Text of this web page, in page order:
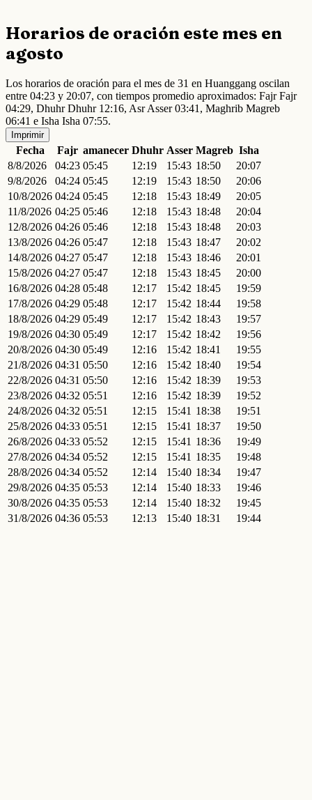
Horarios de oración este mes en
agosto
Los horarios de oración para el mes de 31 en Huanggang oscilan
entre 04:23 y 20:07, con tiempos promedio aproximados: Fajr Fajr
04:29, Dhuhr Dhuhr 12:16, Asr Asser 03:41, Maghrib Magreb
06:41 e Isha Isha 07:55.
Imprimir
Fecha Fajr amanecer Dhuhr Asser Magreb Isha
8/8/2026
04:23 05:45 12:19 15:43 18:50
20:07
9/8/2026
04:24 05:45 12:19 15:43 18:50
20:06
10/8/2026 04:24 05:45 12:18 15:43 18:49
20:05
11/8/2026 04:25 05:46 12:18 15:43 18:48
20:04
12/8/2026 04:26 05:46 12:18 15:43 18:48
20:03
13/8/2026 04:26 05:47 12:18 15:43 18:47
20:02
14/8/2026 04:27 05:47 12:18 15:43 18:46
20:01
15/8/2026 04:27 05:47 12:18 15:43 18:45
20:00
16/8/2026 04:28 05:48 12:17 15:42 18:45
19:59
17/8/2026 04:29 05:48 12:17 15:42 18:44
19:58
18/8/2026 04:29 05:49 12:17 15:42 18:43
19:57
19/8/2026 04:30 05:49 12:17 15:42 18:42
19:56
20/8/2026 04:30 05:49 12:16 15:42 18:41
19:55
21/8/2026 04:31 05:50 12:16 15:42 18:40
19:54
22/8/2026 04:31 05:50 12:16 15:42 18:39
19:53
23/8/2026 04:32 05:51 12:16 15:42 18:39
19:52
24/8/2026 04:32 05:51 12:15 15:41 18:38
19:51
25/8/2026 04:33 05:51 12:15 15:41 18:37
19:50
26/8/2026 04:33 05:52 12:15 15:41 18:36
19:49
27/8/2026 04:34 05:52 12:15 15:41 18:35
19:48
28/8/2026 04:34 05:52 12:14 15:40 18:34
19:47
29/8/2026 04:35 05:53 12:14 15:40 18:33
19:46
30/8/2026 04:35 05:53 12:14 15:40 18:32
19:45
31/8/2026 04:36 05:53 12:13 15:40 18:31 19:44